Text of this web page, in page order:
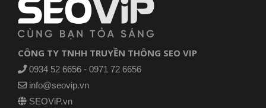
CÔNG TY TNHH TRUYỀN THÔNG SEO VIP
0934 52 6656 - 0971 72 6656
info@seovip.vn
SEOViP.vn